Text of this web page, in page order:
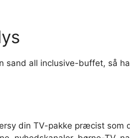
sand all inclusive-buffet, så
din TV-pakke præcist som